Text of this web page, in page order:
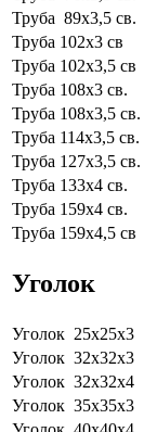
Труба 89х3,5 св.
Труба 102х3 св
Труба 102х3,5 св
Труба 108х3 св.
Труба 108х3,5 св.
Труба 114х3,5 св.
Труба 127х3,5 св.
Труба 133х4 св.
Труба 159х4 св.
Труба 159х4,5 св
Уголок
Уголок 25х25х3
Уголок 32х32х3
Уголок 32х32х4
Уголок 35х35х3